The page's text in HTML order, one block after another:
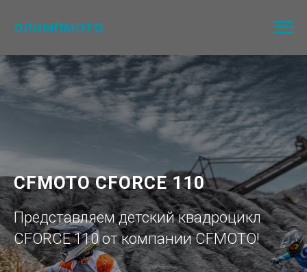
ОЛИМПМОТО
CFMOTO CFORCE 110
Представляем детский квадроцикл
CFORCE 110 от компании CFMOTO!